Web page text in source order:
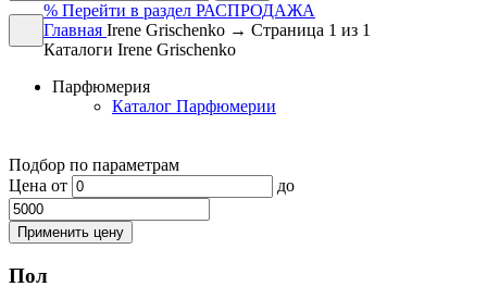
% Перейти в раздел РАСПРОДАЖА
Главная Irene Grischenko → Страница 1 из 1
Каталоги Irene Grischenko
Парфюмерия
Каталог Парфюмерии
Подбор по параметрам
Цена от до
Применить цену
Пол